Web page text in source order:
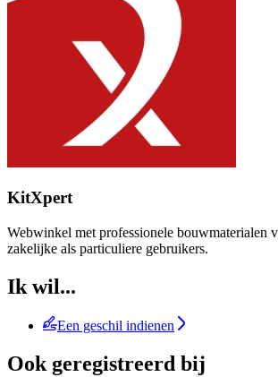
KitXpert
Webwinkel met professionele bouwmaterialen
zakelijke als particuliere gebruikers.
Ik wil...
Een geschil indienen
Ook geregistreerd bij